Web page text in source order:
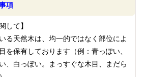
項
して】
る天然木は、均一的ではなく部位によ
を保有しております（例：青っぽい、
、白っぽい。まっすぐな木目、まだら